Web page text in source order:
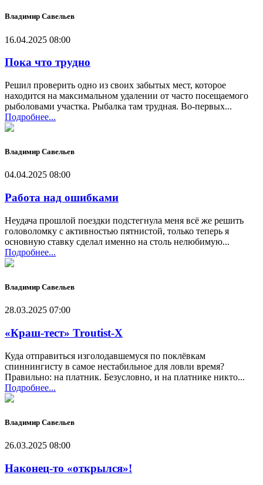
Владимир Савельев
16.04.2025 08:00
Пока что трудно
Решил проверить одно из своих забытых мест, которое
находится на максимальном удалении от часто посещаемого
рыболовами участка. Рыбалка там трудная. Во-первых...
Подробнее...
Владимир Савельев
04.04.2025 08:00
Работа над ошибками
Неудача прошлой поездки подстегнула меня всё же решить
головоломку с активностью пятнистой, только теперь я
основную ставку сделал именно на столь нелюбимую...
Подробнее...
Владимир Савельев
28.03.2025 07:00
«Краш-тест» Troutist-X
Куда отправиться изголодавшемуся по поклёвкам
спиннингисту в самое нестабильное для ловли время?
Правильно: на платник. Безусловно, и на платнике никто...
Подробнее...
Владимир Савельев
26.03.2025 08:00
Наконец-то «открылся»!